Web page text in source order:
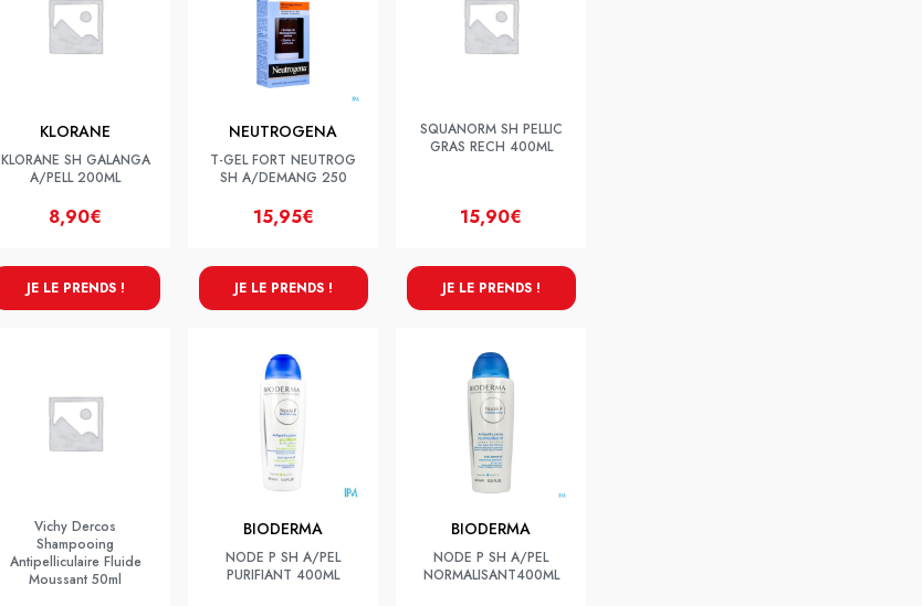
KLORANE
KLORANE SH GALANGA
A/PELL 200ML
8,90€
JE LE PRENDS !
NEUTROGENA
T-GEL FORT NEUTROG
SH A/DEMANG 250
15,95€
JE LE PRENDS !
SQUANORM SH PELLIC
GRAS RECH 400ML
15,90€
JE LE PRENDS !
Vichy Dercos
Shampooing
Antipelliculaire Fluide
Moussant 50ml
BIODERMA
NODE P SH A/PEL
PURIFIANT 400ML
BIODERMA
NODE P SH A/PEL
NORMALISANT400ML